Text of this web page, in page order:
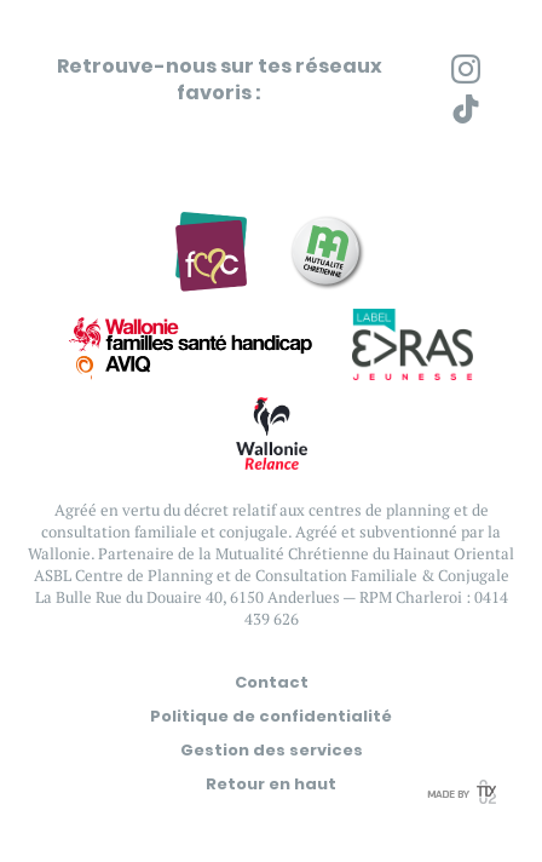
Retrouve-nous sur tes réseaux
favoris :
Agréé en vertu du décret relatif aux centres de planning et de
consultation familiale et conjugale. Agréé et subventionné par la
Wallonie. Partenaire de la Mutualité Chrétienne du Hainaut Oriental
ASBL Centre de Planning et de Consultation Familiale & Conjugale
La Bulle Rue du Douaire 40, 6150 Anderlues — RPM Charleroi : 0414
439 626
Contact
Politique de confidentialité
Gestion des services
Retour en haut